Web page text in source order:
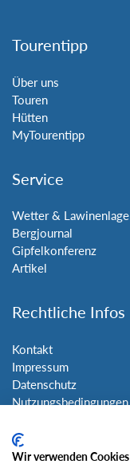
Tourentipp
Über uns
Touren
Hütten
MyTourentipp
Service
Wetter & Lawinenlage
Bergjournal
Gipfelkonferenz
Artikel
Rechtliche Infos
Kontakt
Impressum
Datenschutz
Nutzungsbedingungen
Social Media
Wir verwenden Cookies